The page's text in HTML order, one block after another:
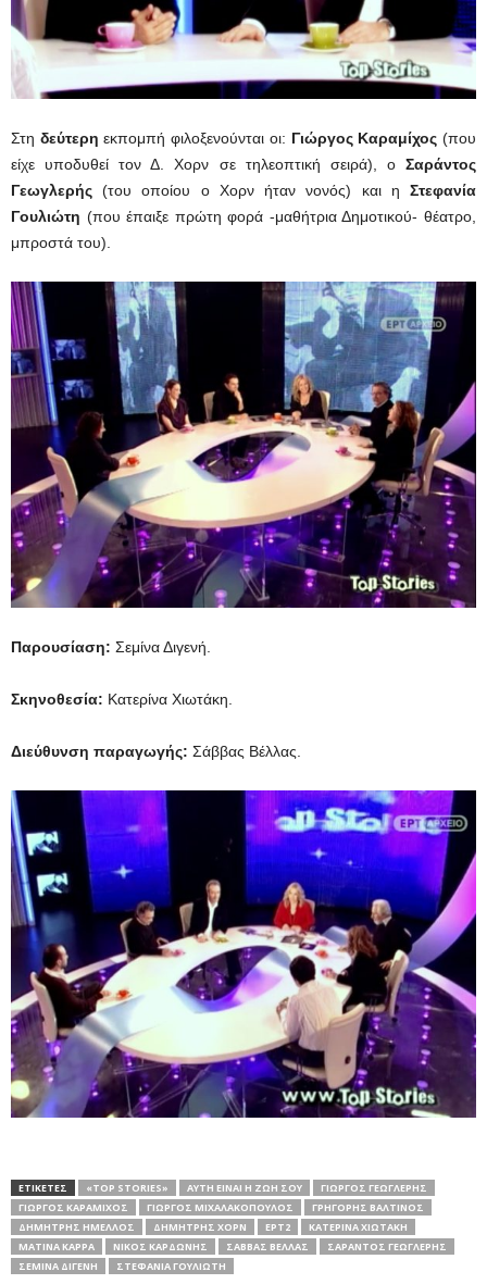
Στη δεύτερηεκπομπή φιλοξενούνται οι: Γιώργος Καραμίχος (που
είχε υποδυθεί τον Δ. Χορν σε τηλεοπτική σειρά), ο Σαράντος
Γεωγλερής (του οποίου ο Χορν ήταν νονός) και η Στεφανία
Γουλιώτη (που έπαιξε πρώτη φορά -μαθήτρια Δημοτικού- θέατρο,
μπροστά του).
Παρουσίαση: Σεμίνα Διγενή.
Σκηνοθεσία: Κατερίνα Χιωτάκη.
Διεύθυνση παραγωγής: Σάββας Βέλλας.
ΕΤΙΚΕΤΕΣ «TOP STORIES» ΑΥΤΉ ΕΊΝΑΙ Η ΖΩΉ ΣΟΥ
ΓΙΏΡΓΟΣ ΓΕΩΓΛΕΡΉΣ
ΓΙΏΡΓΟΣ ΚΑΡΑΜΊΧΟΣ
ΓΙΏΡΓΟΣ ΜΙΧΑΛΑΚΌΠΟΥΛΟΣ
ΓΡΗΓΌΡΗΣ ΒΑΛΤΙΝΌΣ
ΔΗΜΉΤΡΗΣ ΉΜΕΛΛΟΣ
ΔΗΜΉΤΡΗΣ ΧΟΡΝ ΕΡΤ2
ΚΑΤΕΡΊΝΑ ΧΙΩΤΆΚΗ
ΜΑΤΊΝΑ ΚΑΡΡΆ
ΝΊΚΟΣ ΚΑΡΔΏΝΗΣ ΣΆΒΒΑΣ ΒΈΛΛΑΣ
ΣΑΡΆΝΤΟΣ ΓΕΩΓΛΕΡΉΣ
ΣΕΜΊΝΑ ΔΙΓΕΝΉ
ΣΤΕΦΑΝΊΑ ΓΟΥΛΙΏΤΗ